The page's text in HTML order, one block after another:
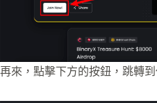
再來，點擊下方的按鈕，跳轉到